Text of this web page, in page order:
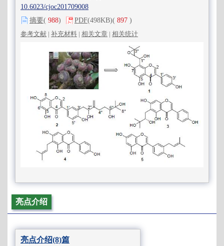
10.6023/cjoc201709008
摘要( 988) PDF(498KB)( 897 )
参考文献 | 补充材料 | 相关文章 | 相关统计
亮点介绍
亮点介绍(8)篇